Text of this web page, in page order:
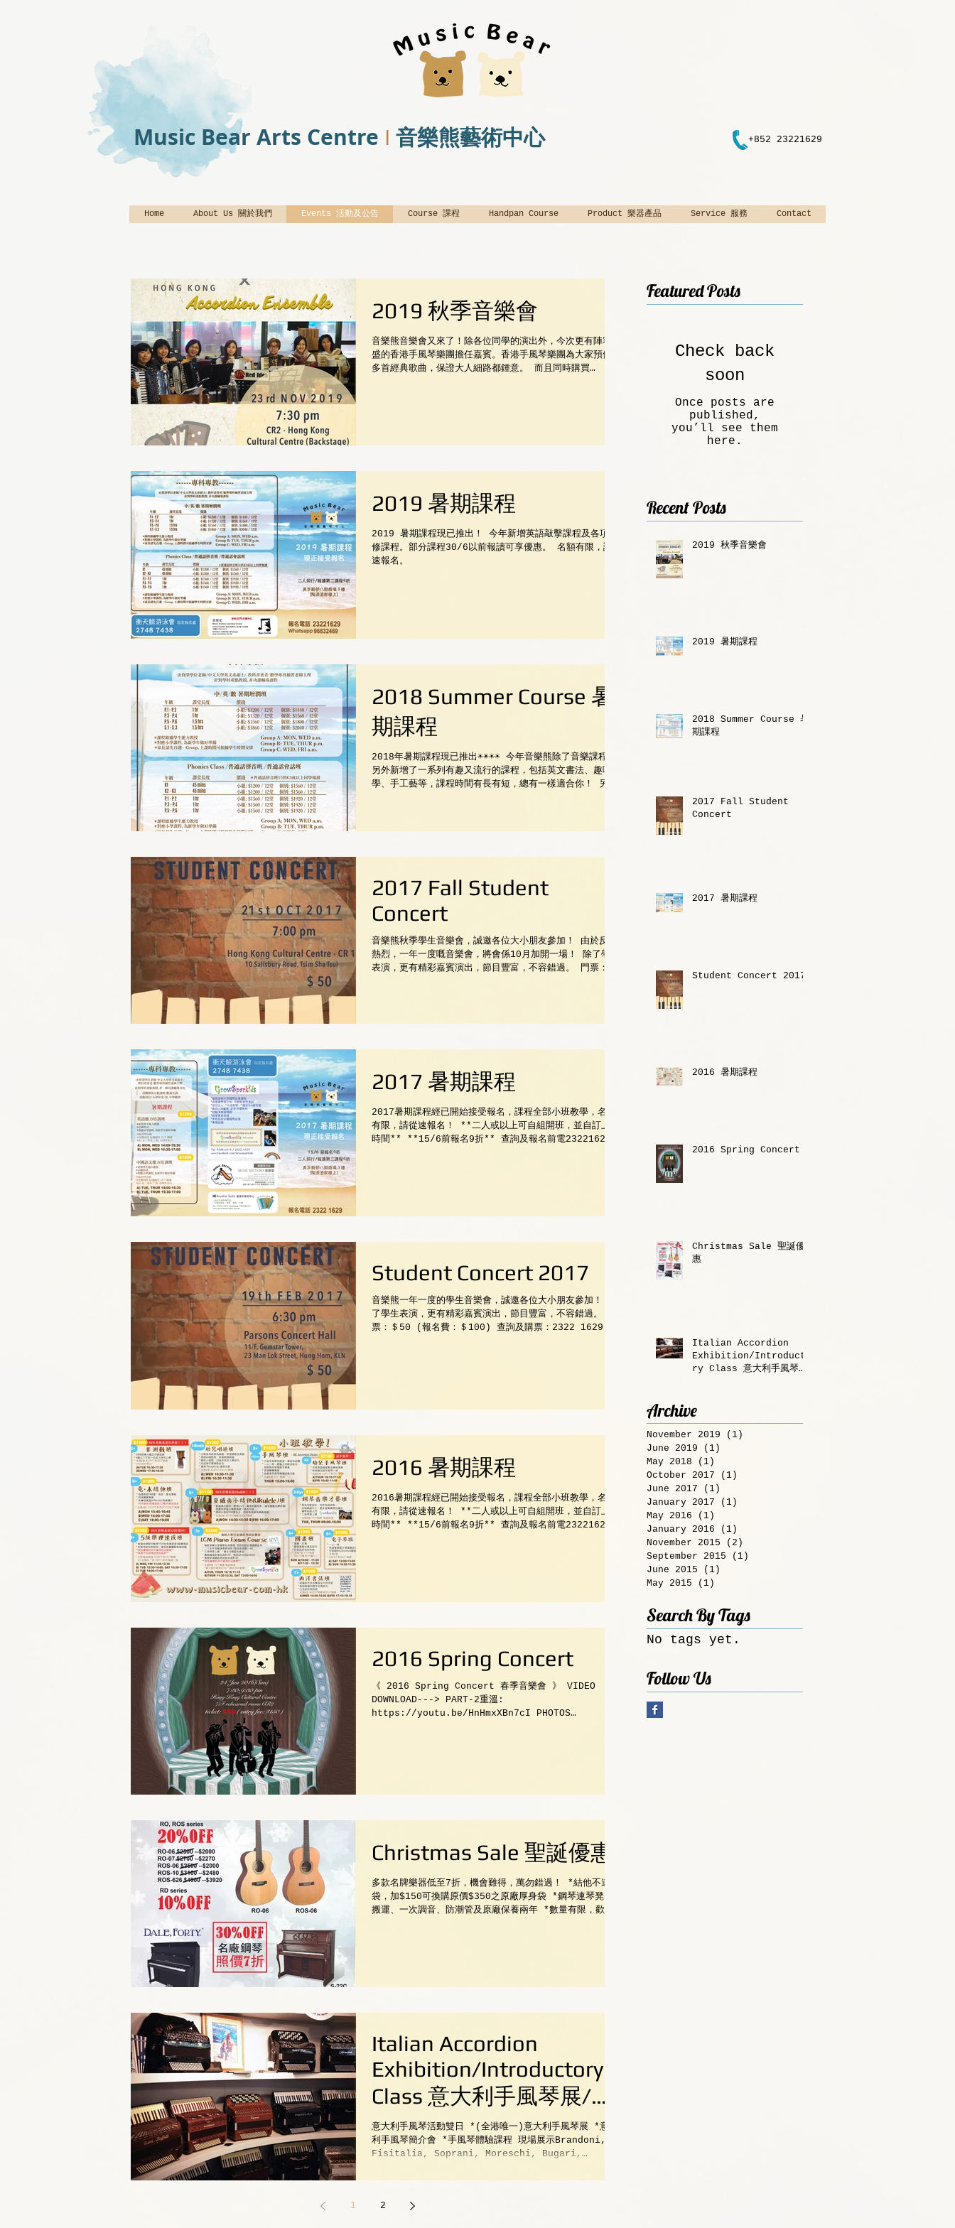
Music Bear Arts Centre I 音樂熊藝術中心 +852 23221629
Home About Us 關於我們 Events 活動及公告 Course 課程 Handpan Course Product 樂器產品 Service 服務 Contact
2019 秋季音樂會
音樂熊音樂會又來了！除各位同學的演出外，今次更有陣容鼎
盛的香港手風琴樂團擔任嘉賓。香港手風琴樂團為大家預備了
多首經典歌曲，保證大人細路都鍾意。 而且同時購買
2019 暑期課程
2019 暑期課程現已推出！ 今年新增英語敲擊課程及各項專
修課程。部分課程30/6以前報讀可享優惠。 名額有限，請從
速報名。
2018 Summer Course 暑
期課程
2018年暑期課程現已推出☀️☀️☀️☀️ 今年音樂熊除了音樂課程，
另外新增了一系列有趣又流行的課程，包括英文書法、趣味科
學、手工藝等，課程時間有長有短，總有一樣適合你！ 另外
2017 Fall Student
Concert
音樂熊秋季學生音樂會，誠邀各位大小朋友參加！ 由於反應
熱烈，一年一度嘅音樂會，將會係10月加開一場！ 除了學生
表演，更有精彩嘉賓演出，節目豐富，不容錯過。 門票：
2017 暑期課程
2017暑期課程經已開始接受報名，課程全部小班教學，名額
有限，請從速報名！ **二人或以上可自組開班，並自訂上課
時間** **15/6前報名9折** 查詢及報名前電23221629
Student Concert 2017
音樂熊一年一度的學生音樂會，誠邀各位大小朋友參加！ 除
了學生表演，更有精彩嘉賓演出，節目豐富，不容錯過。 門
票：＄50 (報名費：＄100) 查詢及購票：2322 1629
2016 暑期課程
2016暑期課程經已開始接受報名，課程全部小班教學，名額
有限，請從速報名！ **二人或以上可自組開班，並自訂上課
時間** **15/6前報名9折** 查詢及報名前電23221629
2016 Spring Concert
《 2016 Spring Concert 春季音樂會 》 VIDEO
DOWNLOAD---> PART-2重溫:
https://youtu.be/HnHmxXBn7cI PHOTOS
Christmas Sale 聖誕優惠
多款名牌樂器低至7折，機會難得，萬勿錯過！ *結他不連
袋，加$150可換購原價$350之原廠厚身袋 *鋼琴連琴凳、
搬運、一次調音、防潮管及原廠保養兩年 *數量有限，歡迎
Italian Accordion
Exhibition/Introductory
Class 意大利手風琴展/體
驗課程
意大利手風琴活動雙日 *(全港唯一)意大利手風琴展 *意大
利手風琴簡介會 *手風琴體驗課程 現場展示Brandoni,
Fisitalia, Soprani, Moreschi, Bugari,
1 2
Featured Posts
Check back
soon
Once posts are
published,
you’ll see them
here.
Recent Posts
2019 秋季音樂會
2019 暑期課程
2018 Summer Course 暑
期課程
2017 Fall Student
Concert
2017 暑期課程
Student Concert 2017
2016 暑期課程
2016 Spring Concert
Christmas Sale 聖誕優
惠
Italian Accordion
Exhibition/Introducto
ry Class 意大利手風琴
Archive
November 2019 (1)
June 2019
(1)
May 2018
(1)
October 2017
(1)
June 2017
(1)
January 2017
(1)
May 2016
(1)
January 2016
(1)
November 2015
(2)
September 2015
(1)
June 2015
(1)
May 2015
(1)
Search By Tags
No tags yet.
Follow Us